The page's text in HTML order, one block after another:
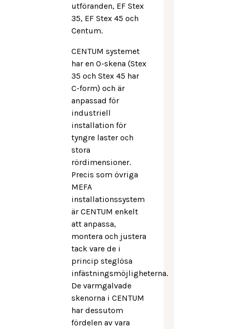
utföranden, EF Stex
35, EF Stex 45 och
Centum.
CENTUM systemet
har en O-skena (Stex
35 och Stex 45 har
C-form) och är
anpassad för
industriell
installation för
tyngre laster och
stora
rördimensioner.
Precis som övriga
MEFA
installationssystem
är CENTUM enkelt
att anpassa,
montera och justera
tack vare de i
princip steglösa
infästningsmöjligheterna.
De varmgalvade
skenorna i CENTUM
har dessutom
fördelen av vara